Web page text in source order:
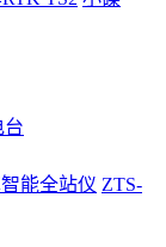
台
能全站仪 ZTS-